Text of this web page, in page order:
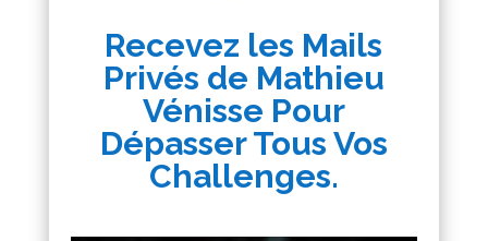
Recevez les Mails
Privés de Mathieu
Vénisse Pour
Dépasser Tous Vos
Challenges.